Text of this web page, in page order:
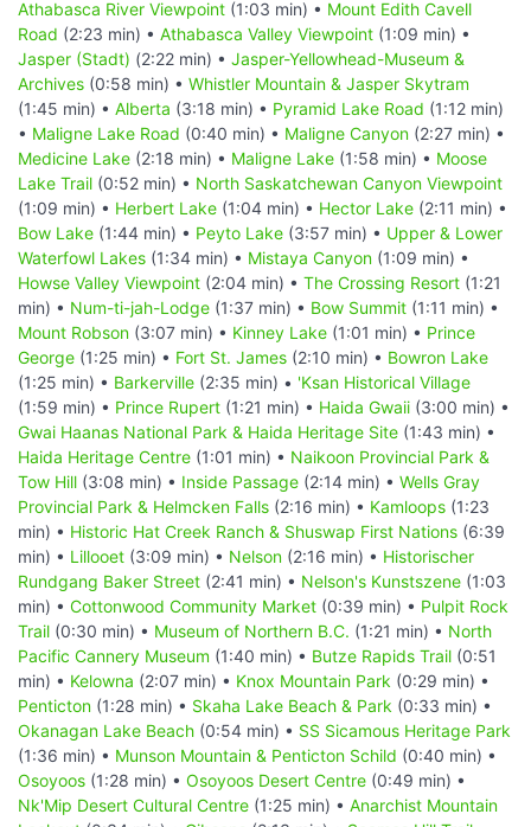
Athabasca River Viewpoint (1:03 min) • Mount Edith Cavell
Road (2:23 min) • Athabasca Valley Viewpoint (1:09 min) •
Jasper (Stadt) (2:22 min) • Jasper-Yellowhead-Museum &
Archives (0:58 min) • Whistler Mountain & Jasper Skytram
(1:45 min) • Alberta (3:18 min) • Pyramid Lake Road (1:12 min)
• Maligne Lake Road (0:40 min) • Maligne Canyon (2:27 min) •
Medicine Lake (2:18 min) • Maligne Lake (1:58 min) • Moose
Lake Trail (0:52 min) • North Saskatchewan Canyon Viewpoint
(1:09 min) • Herbert Lake (1:04 min) • Hector Lake (2:11 min) •
Bow Lake (1:44 min) • Peyto Lake (3:57 min) • Upper & Lower
Waterfowl Lakes (1:34 min) • Mistaya Canyon (1:09 min) •
Howse Valley Viewpoint (2:04 min) • The Crossing Resort (1:21
min) • Num-ti-jah-Lodge (1:37 min) • Bow Summit (1:11 min) •
Mount Robson (3:07 min) • Kinney Lake (1:01 min) • Prince
George (1:25 min) • Fort St. James (2:10 min) • Bowron Lake
(1:25 min) • Barkerville (2:35 min) • 'Ksan Historical Village
(1:59 min) • Prince Rupert (1:21 min) • Haida Gwaii (3:00 min) •
Gwai Haanas National Park & Haida Heritage Site (1:43 min) •
Haida Heritage Centre (1:01 min) • Naikoon Provincial Park &
Tow Hill (3:08 min) • Inside Passage (2:14 min) • Wells Gray
Provincial Park & Helmcken Falls (2:16 min) • Kamloops (1:23
min) • Historic Hat Creek Ranch & Shuswap First Nations (6:39
min) • Lillooet (3:09 min) • Nelson (2:16 min) • Historischer
Rundgang Baker Street (2:41 min) • Nelson's Kunstszene (1:03
min) • Cottonwood Community Market (0:39 min) • Pulpit Rock
Trail (0:30 min) • Museum of Northern B.C. (1:21 min) • North
Pacific Cannery Museum (1:40 min) • Butze Rapids Trail (0:51
min) • Kelowna (2:07 min) • Knox Mountain Park (0:29 min) •
Penticton (1:28 min) • Skaha Lake Beach & Park (0:33 min) •
Okanagan Lake Beach (0:54 min) • SS Sicamous Heritage Park
(1:36 min) • Munson Mountain & Penticton Schild (0:40 min) •
Osoyoos (1:28 min) • Osoyoos Desert Centre (0:49 min) •
Nk'Mip Desert Cultural Centre (1:25 min) • Anarchist Mountain